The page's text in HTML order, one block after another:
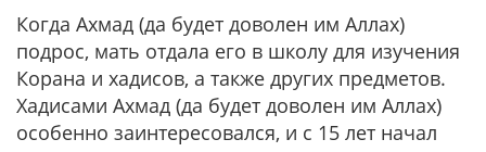
Когда Ахмад (да будет доволен им Аллах)
подрос, мать отдала его в школу для изучения
Корана и хадисов, а также других предметов.
Хадисами Ахмад (да будет доволен им Аллах)
особенно заинтересовался, и с 15 лет начал